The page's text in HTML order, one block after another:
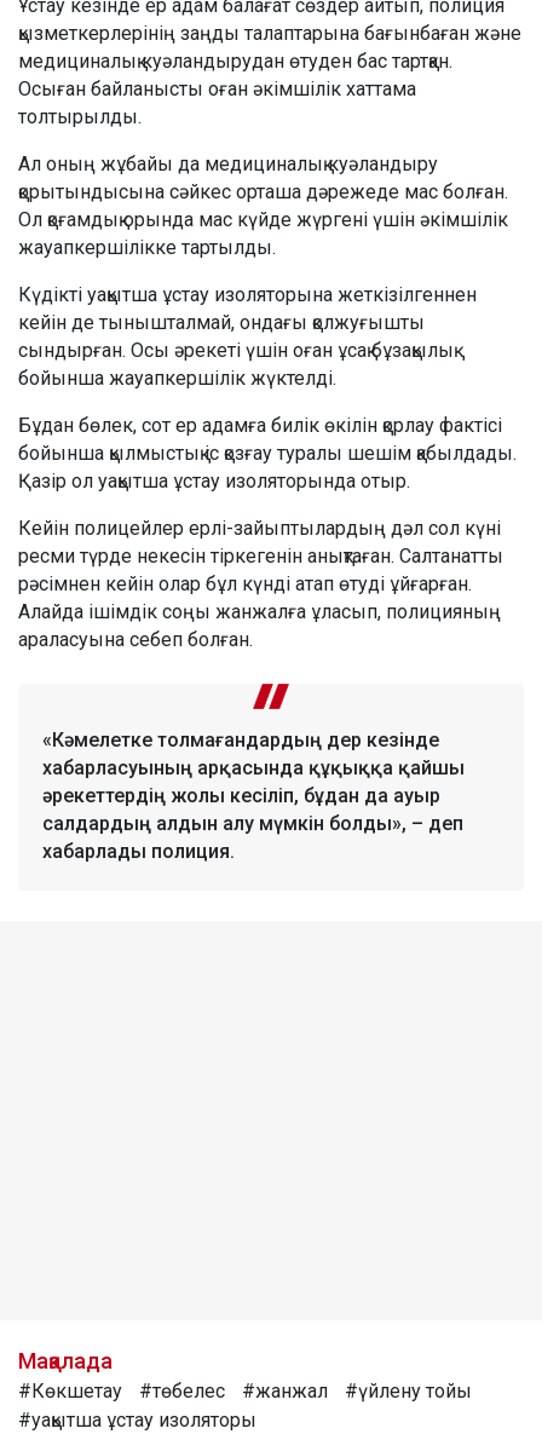
Ұстау кезінде ер адам балағат сөздер айтып, полиция
қызметкерлерінің заңды талаптарына бағынбаған және
медициналық куәландырудан өтуден бас тартқан.
Осыған байланысты оған әкімшілік хаттама
толтырылды.
Ал оның жұбайы да медициналық куәландыру
қорытындысына сәйкес орташа дәрежеде мас болған.
Ол қоғамдық орында мас күйде жүргені үшін әкімшілік
жауапкершілікке тартылды.
Күдікті уақытша ұстау изоляторына жеткізілгеннен
кейін де тынышталмай, ондағы қолжуғышты
сындырған. Осы әрекеті үшін оған ұсақ бұзақылық
бойынша жауапкершілік жүктелді.
Бұдан бөлек, сот ер адамға билік өкілін қорлау фактісі
бойынша қылмыстық іс қозғау туралы шешім қабылдады.
Қазір ол уақытша ұстау изоляторында отыр.
Кейін полицейлер ерлі-зайыптылардың дәл сол күні
ресми түрде некесін тіркегенін анықтаған. Салтанатты
рәсімнен кейін олар бұл күнді атап өтуді ұйғарған.
Алайда ішімдік соңы жанжалға ұласып, полицияның
араласуына себеп болған.
«Кәмелетке толмағандардың дер кезінде
хабарласуының арқасында құқыққа қайшы
әрекеттердің жолы кесіліп, бұдан да ауыр
салдардың алдын алу мүмкін болды», – деп
хабарлады полиция.
Мақалада
#Көкшетау #төбелес #жанжал
#үйлену тойы
#уақытша ұстау изоляторы